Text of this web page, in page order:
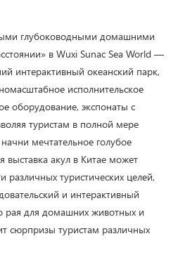
глубоководными домашними
в Wuxi Sunac Sea World —
интерактивный океанский парк,
исполнительское
оборудование, экспонаты с
туристам в полной мере
мечтательное голубое
выставка акул в Китае может
различных туристических целей,
и интерактивный
рая для домашних животных и
сюрпризы туристам различных